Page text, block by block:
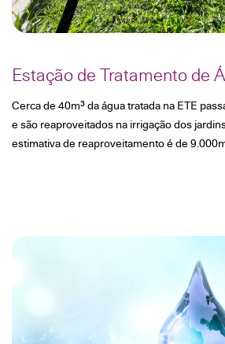
Estação de Tratamento de
Cerca de 40m³ da água tratada na ETE
e são reaproveitados na irrigação dos
estimativa de reaproveitamento é de